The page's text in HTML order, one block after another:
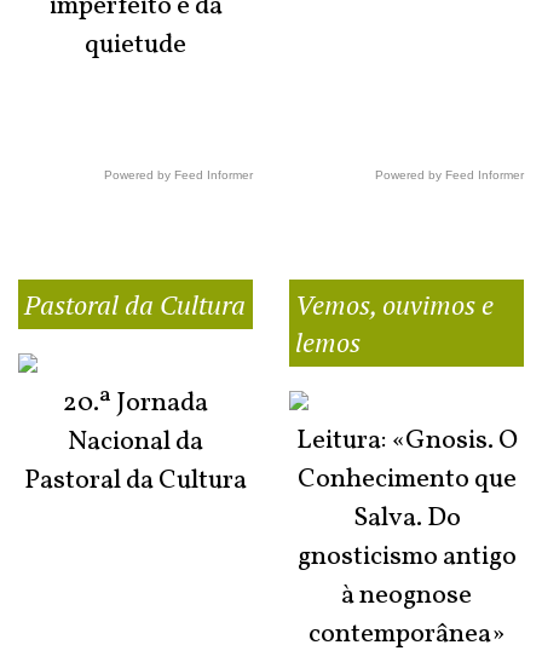
quietude
Powered by Feed Informer Powered by Feed Informer
Pastoral da Cultura
20.ª Jornada
Nacional da
Pastoral da Cultura
Vemos, ouvimos e
lemos
Leitura: «Gnosis. O
Conhecimento que
Salva. Do
gnosticismo antigo
à neognose
contemporânea»